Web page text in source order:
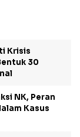
Krisis
30
NK, Peran
Kasus